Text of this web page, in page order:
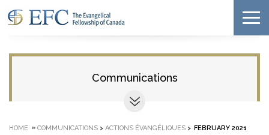
Communications
HOME » COMMUNICATIONS > ACTIONS ÉVANGÉLIQUES > FEBRUARY 2021